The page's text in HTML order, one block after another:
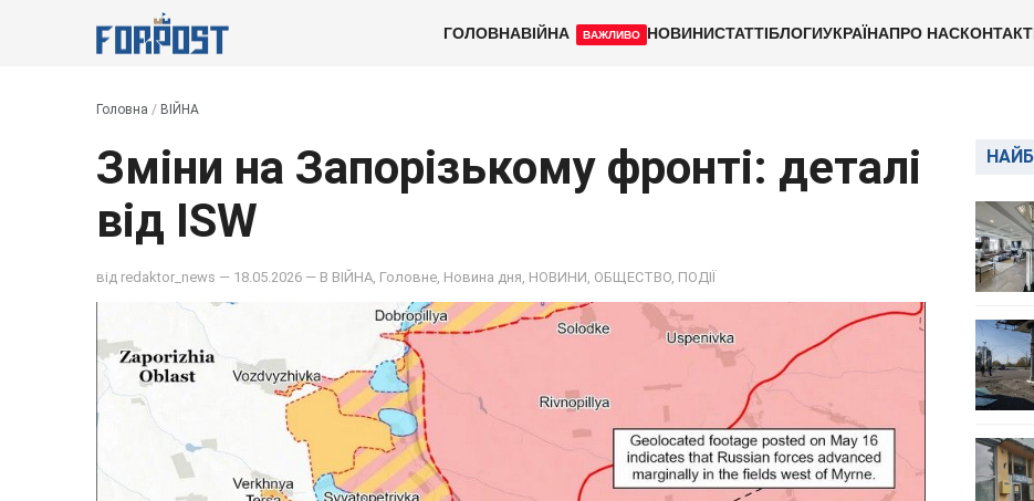
ГОЛОВНАВІЙНА ВАЖЛИВО НОВИНИСТАТТІБЛОГИУКРАЇНАПРО НАС
Головна / ВІЙНА
Зміни на Запорізькому фронті: деталі
від ISW
від redaktor_news — 18.05.2026 — В ВІЙНА Головне Новина дня НОВИНИ ОБЩЕСТВО ПОДІЇ